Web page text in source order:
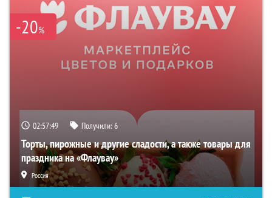
-20%
02:57:49 Получили:6
Торты, пирожные и другие сладости, а также товары для
праздника на «Флаувау»
Россия